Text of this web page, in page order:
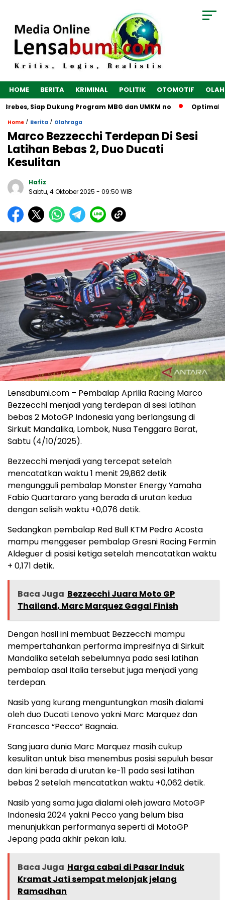
HOME BERITA KRIMINAL POLITIK OTOMOTIF
Siap Dukung Program MBG dan UMKM no Optimalkan
Home / Berita / Olahraga
Marco Bezzecchi Terdepan Di Sesi
Latihan Bebas 2, Duo Ducati
Kesulitan
Hafiz
Sabtu, 4 Oktober 2025 - 09:50 WIB
Lensabumi.com – Pembalap Aprilia Racing Marco
Bezzecchi menjadi yang terdepan di sesi latihan
bebas 2 MotoGP Indonesia yang berlangsung di
Sirkuit Mandalika, Lombok, Nusa Tenggara Barat,
Sabtu (4/10/2025).
Bezzecchi menjadi yang tercepat setelah
mencatatkan waktu 1 menit 29,862 detik
mengungguli pembalap Monster Energy Yamaha
Fabio Quartararo yang berada di urutan kedua
dengan selisih waktu +0,076 detik.
Sedangkan pembalap Red Bull KTM Pedro Acosta
mampu menggeser pembalap Gresni Racing Fermin
Aldeguer di posisi ketiga setelah mencatatkan waktu
+ 0,171 detik.
Baca Juga Bezzecchi Juara Moto GP
Thailand, Marc Marquez Gagal Finish
Dengan hasil ini membuat Bezzecchi mampu
mempertahankan performa impresifnya di Sirkuit
Mandalika setelah sebelumnya pada sesi latihan
pembalap asal Italia tersebut juga menjadi yang
terdepan.
Nasib yang kurang menguntungkan masih dialami
oleh duo Ducati Lenovo yakni Marc Marquez dan
Francesco “Pecco” Bagnaia.
Sang juara dunia Marc Marquez masih cukup
kesulitan untuk bisa menembus posisi sepuluh besar
dan kini berada di urutan ke-11 pada sesi latihan
bebas 2 setelah mencatatkan waktu +0,062 detik.
Nasib yang sama juga dialami oleh jawara MotoGP
Indonesia 2024 yakni Pecco yang belum bisa
menunjukkan performanya seperti di MotoGP
Jepang pada akhir pekan lalu.
Baca Juga Harga cabai di Pasar Induk
Kramat Jati sempat melonjak jelang
Ramadhan